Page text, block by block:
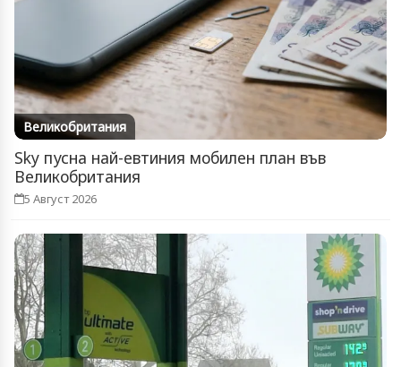
Великобритания
Sky пусна най-евтиния мобилен план във
Великобритания
5 Август 2026